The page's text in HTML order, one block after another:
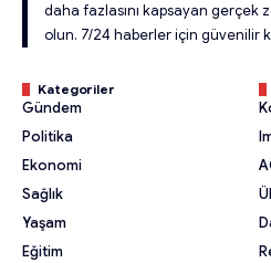
daha fazlasını kapsayan gerçek
olun. 7/24 haberler için güvenilir
Kategoriler
Gündem
Politika
Ekonomi
Sağlık
Yaşam
Eğitim